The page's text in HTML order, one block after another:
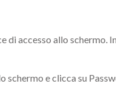
accesso allo schermo.
e clicca su